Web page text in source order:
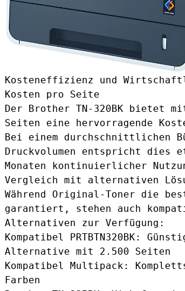
Kosteneffizienz und
Kosten pro Seite
Der Brother TN-320BK bietet
Seiten eine hervorragende
Bei einem durchschnittlichen
Druckvolumen entspricht dies
Monaten kontinuierlicher
Vergleich mit alternativen
Während Original-Toner die
garantiert, stehen auch
Alternativen zur Verfügung:
Kompatibel PRTBTN320BK:
Alternative mit 2.500 Seiten
Kompatibel Multipack :
Farben